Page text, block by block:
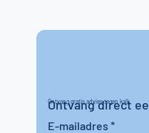
Ontvang gratis advies tegen kalk
Ontvang direct
E-mailadres